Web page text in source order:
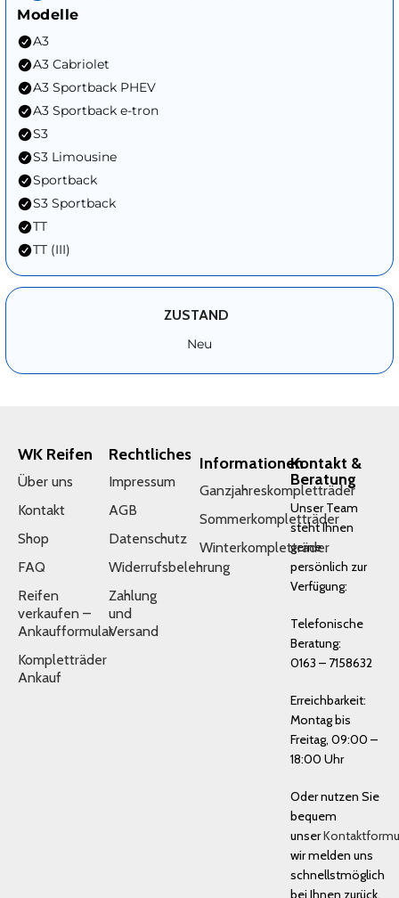
Modelle
A3
A3 Cabriolet
A3 Sportback PHEV
A3 Sportback e-tron
S3
S3 Limousine
Sportback
S3 Sportback
TT
TT (III)
ZUSTAND
Neu
WK Reifen
Über uns
Kontakt
Shop
FAQ
Reifen
verkaufen –
Ankaufformular
Kompletträder
Ankauf
Rechtliches
Impressum
AGB
Datenschutz
Widerrufsbelehrung
Zahlung
und
Versand
Informationen
Ganzjahreskompletträder
Sommerkompletträder
Winterkompletträder
Kontakt &
Beratung
Unser Team
steht Ihnen
gerne
persönlich zur
Verfügung:
Telefonische
Beratung:
0163 – 7158632
Erreichbarkeit:
Montag bis
Freitag, 09:00 –
18:00 Uhr
Oder nutzen Sie
bequem
unser
wir melden uns
schnellstmöglich
bei Ihnen zurück.